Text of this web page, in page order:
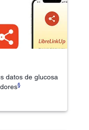
datos de glucosa
§